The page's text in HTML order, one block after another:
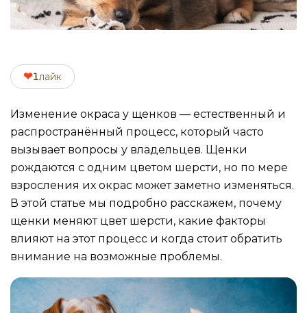
❤1лайк
Изменение окраса у щенков — естественный и
распространённый процесс, который часто
вызывает вопросы у владельцев. Щенки
рождаются с одним цветом шерсти, но по мере
взросления их окрас может заметно изменяться.
В этой статье мы подробно расскажем, почему
щенки меняют цвет шерсти, какие факторы
влияют на этот процесс и когда стоит обратить
внимание на возможные проблемы.